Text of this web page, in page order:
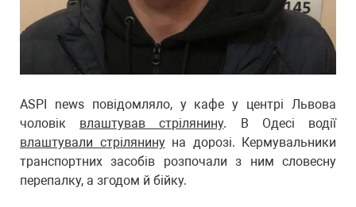
ASPI news повідомляло, у кафе у центрі Львова
чоловік влаштував стрілянину. В Одесі водії
влаштували стрілянинуна дорозі. Кермувальники
транспортних засобів розпочали з ним словесну
перепалку, а згодом й бійку.